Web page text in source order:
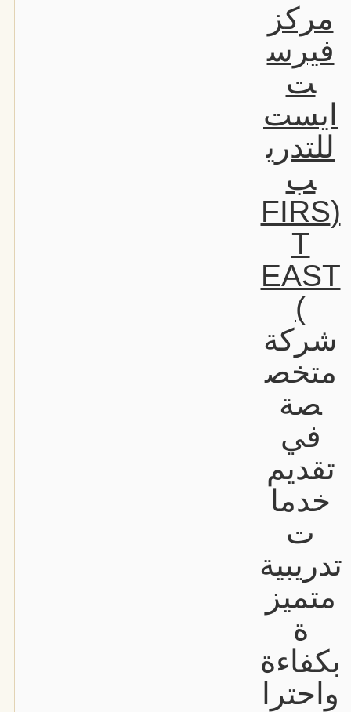
مركز
فيرس
ت
ايست
للتدري
ب
(FIRS
T
EAST
)
شركة
متخص
صة
في
تقديم
خدما
ت
تدريبية
متميز
ة
بكفاءة
واحترا